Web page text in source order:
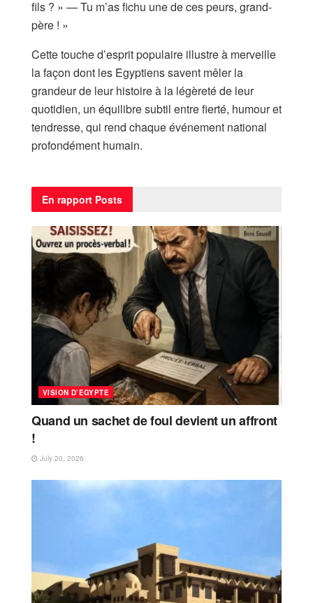
fils ? » — Tu m’as fichu une de ces peurs, grand-
père ! »
Cette touche d’esprit populaire illustre à merveille
la façon dont les Egyptiens savent mêler la
grandeur de leur histoire à la légèreté de leur
quotidien, un équilibre subtil entre fierté, humour et
tendresse, qui rend chaque événement national
profondément humain.
En rapport Posts
VISION D’EGYPTE
Quand un sachet de foul devient un affront
!
July 20, 2026